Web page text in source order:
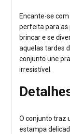
Encante-se com
perfeita para as
brincar e se
aquelas tardes
conjunto une
irresistível.
O conjunto traz
estampa